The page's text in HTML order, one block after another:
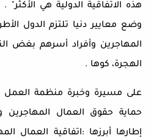
هذه الاتفاقية الدولية هي
وضع معايير دنيا تلتزم الدول
المهاجرين وأفراد أسرهم
الهجرة، كوها .
على مسيرة وخبرة منظمة العمل
حماية حقوق العمال المهاجرين